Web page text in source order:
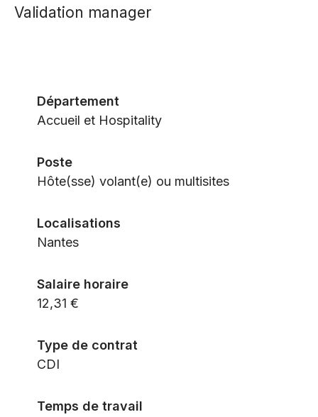
Validation manager
Département
Accueil et Hospitality
Poste
Hôte(sse) volant(e) ou multisites
Localisations
Nantes
Salaire horaire
12,31 €
Type de contrat
CDI
Temps de travail